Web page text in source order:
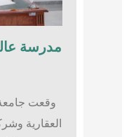
مدرسة
وقعت
العقارية